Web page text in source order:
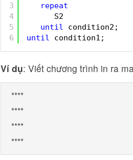
3
4
5
6
repeat
S2
until
condition2;
until
condition1;
Ví dụ: Viết chương trình in ra
****
****
****
****